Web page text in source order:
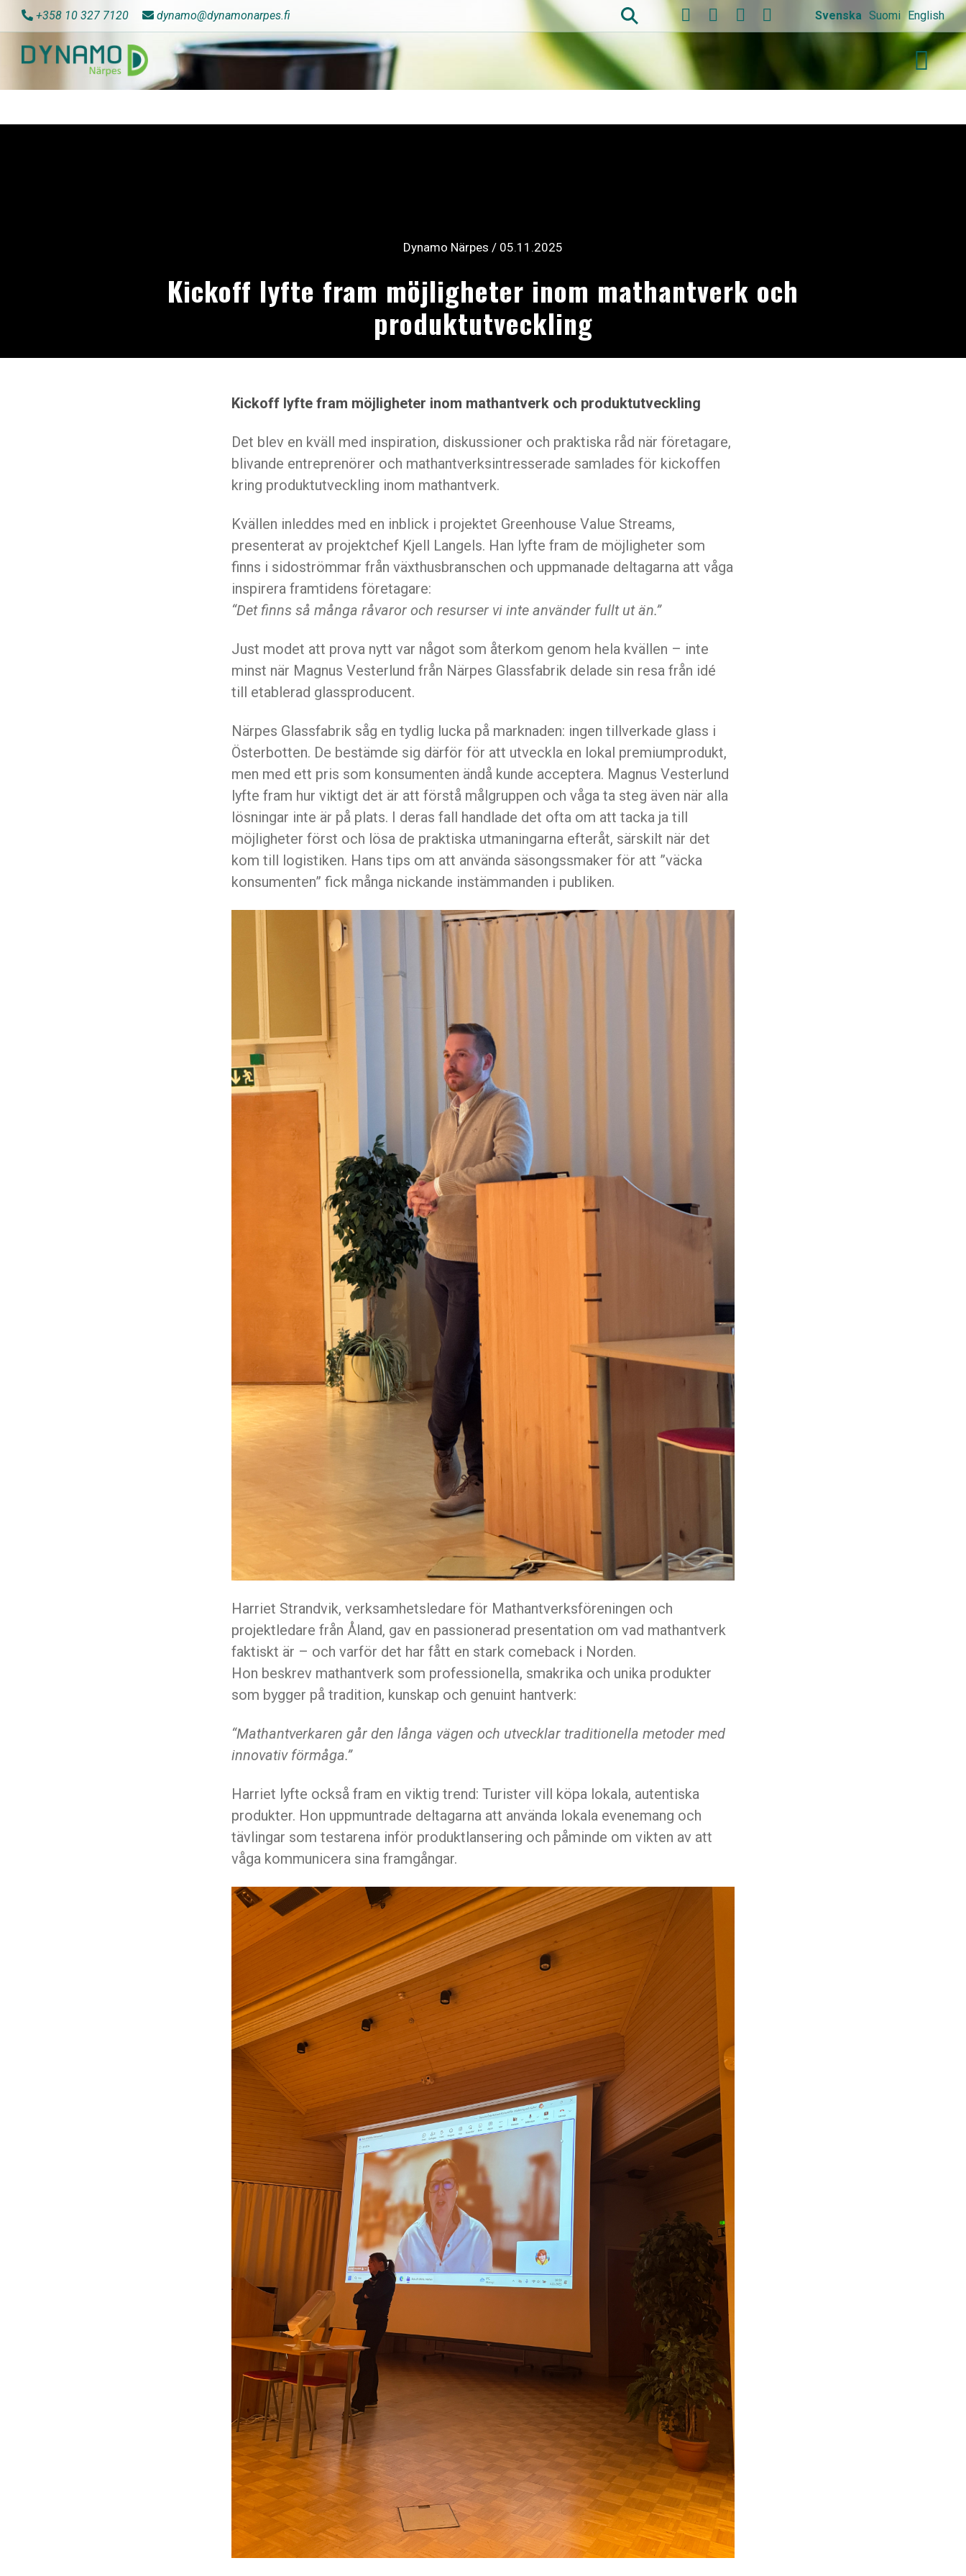
huvudinnehåll
+358 10 327 7120 dynamo@dynamonarpes.fi Svenska Suomi English
Dynamo Närpes / 05.11.2025
Kickoff lyfte fram möjligheter inom mathantverk och
produktutveckling
Kickoff lyfte fram möjligheter inom mathantverk och produktutveckling
Det blev en kväll med inspiration, diskussioner och praktiska råd när företagare,
blivande entreprenörer och mathantverksintresserade samlades för kickoffen
kring produktutveckling inom mathantverk.
Kvällen inleddes med en inblick i projektet Greenhouse Value Streams,
presenterat av projektchef Kjell Langels. Han lyfte fram de möjligheter som
finns i sidoströmmar från växthusbranschen och uppmanade deltagarna att våga
inspirera framtidens företagare:
“Det finns så många råvaror och resurser vi inte använder fullt ut än.”
Just modet att prova nytt var något som återkom genom hela kvällen – inte
minst när Magnus Vesterlund från Närpes Glassfabrik delade sin resa från idé
till etablerad glassproducent.
Närpes Glassfabrik såg en tydlig lucka på marknaden: ingen tillverkade glass i
Österbotten. De bestämde sig därför för att utveckla en lokal premiumprodukt,
men med ett pris som konsumenten ändå kunde acceptera. Magnus Vesterlund
lyfte fram hur viktigt det är att förstå målgruppen och våga ta steg även när alla
lösningar inte är på plats. I deras fall handlade det ofta om att tacka ja till
möjligheter först och lösa de praktiska utmaningarna efteråt, särskilt när det
kom till logistiken. Hans tips om att använda säsongssmaker för att ”väcka
konsumenten” fick många nickande instämmanden i publiken.
Harriet Strandvik, verksamhetsledare för Mathantverksföreningen och
projektledare från Åland, gav en passionerad presentation om vad mathantverk
faktiskt är – och varför det har fått en stark comeback i Norden.
Hon beskrev mathantverk som professionella, smakrika och unika produkter
som bygger på tradition, kunskap och genuint hantverk:
“Mathantverkaren går den långa vägen och utvecklar traditionella metoder med
innovativ förmåga.”
Harriet lyfte också fram en viktig trend: Turister vill köpa lokala, autentiska
produkter. Hon uppmuntrade deltagarna att använda lokala evenemang och
tävlingar som testarena inför produktlansering och påminde om vikten av att
våga kommunicera sina framgångar.